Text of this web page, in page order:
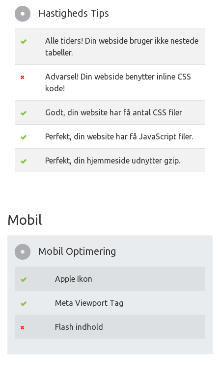
Hastigheds Tips
Alle tiders! Din webside bruger ikke nestede
tabeller.
Advarsel! Din webside benytter inline CSS
kode!
Godt, din website har få antal CSS filer
Perfekt, din website har få JavaScript filer.
Perfekt, din hjemmeside udnytter gzip.
Mobil
Mobil Optimering
Apple Ikon
Meta Viewport Tag
Flash indhold